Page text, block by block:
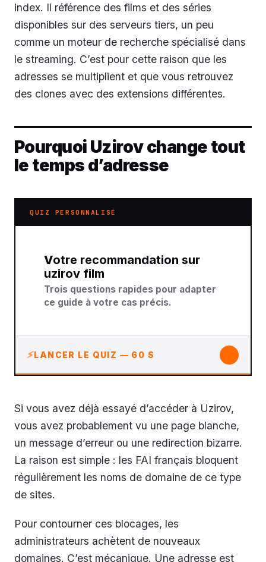
index. Il référence des films et des séries
disponibles sur des serveurs tiers, un peu
comme un moteur de recherche spécialisé dans
le streaming. C’est pour cette raison que les
adresses se multiplient et que vous retrouvez
des clones avec des extensions différentes.
Pourquoi Uzirov change tout
le temps d’adresse
QUIZ PERSONNALISÉ
Votre recommandation sur
uzirov film
Trois questions rapides pour adapter
ce guide à votre cas précis.
LANCER LE QUIZ — 60 S
Si vous avez déjà essayé d’accéder à Uzirov,
vous avez probablement vu une page blanche,
un message d’erreur ou une redirection bizarre.
La raison est simple : les FAI français bloquent
régulièrement les noms de domaine de ce type
de sites.
Pour contourner ces blocages, les
administrateurs achètent de nouveaux
domaines. C’est mécanique. Une adresse est